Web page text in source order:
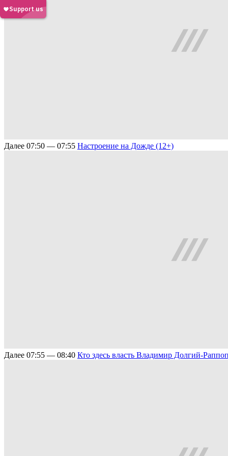
Далее 07:50 — 07:55 Настроение на Дожде (12+)
Далее 07:55 — 08:40 Кто здесь власть Владимир Долгий-